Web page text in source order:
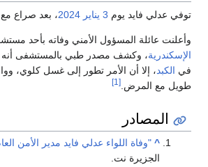
توفي عدلي فايد يوم 3 يناير 2024، بعد صراع
وأعلنت عائلة المسؤول الأمني وفاته بأحد
الإسكندرية، وكشف مصدر طبي بالمستشفى
في الكبد، إلا أن الأمر تطور إلى غسل كلوي،
طويل مع المرض. [1]
المصادر
^ "وفاة اللواء عدلي فايد مدير الأمن
الجزيرة نت.